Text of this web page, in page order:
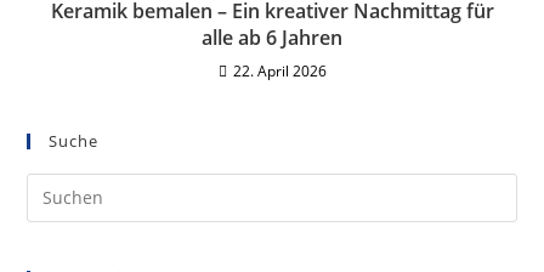
Keramik bemalen – Ein kreativer Nachmittag für
alle ab 6 Jahren
22. April 2026
Suche